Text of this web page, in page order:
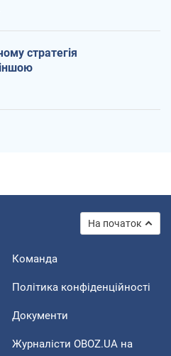
стратегія
На початок
Команда
Політика конфіденційності
Документи
Журналісти OBOZ.UA на